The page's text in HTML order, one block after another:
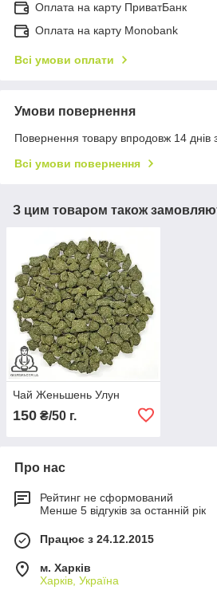
Оплата на карту ПриватБанк
Оплата на карту Monobank
Всі умови оплати
Умови повернення
Повернення товару впродовж 14 днів
Всі умови повернення
З цим товаром також
Чай Женьшень Улун
150 ₴/50 г.
Про нас
Рейтинг не сформований
Менше 5 відгуків за останній рік
Працює з 24.12.2015
м. Харків
Харків, Україна